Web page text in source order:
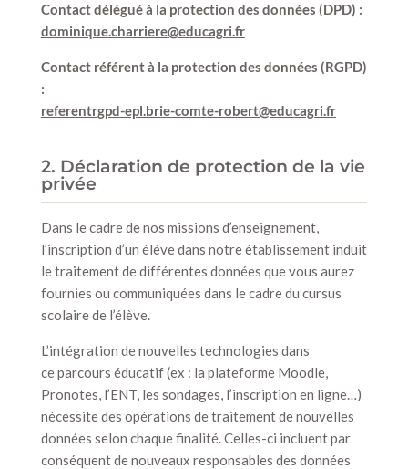
Contact délégué à la protection des données (DPD) :
dominique.charriere@educagri.fr
Contact référent à la protection des données (RGPD)
:
referentrgpd-epl.brie-comte-robert@educagri.fr
2. Déclaration de protection de la vie
privée
Dans le cadre de nos missions d’enseignement,
l’inscription d’un élève dans notre établissement induit
le traitement de différentes données que vous aurez
fournies ou communiquées dans le cadre du cursus
scolaire de l’élève.
L’intégration de nouvelles technologies dans
ce parcours éducatif (ex : la plateforme Moodle,
Pronotes, l’ENT, les sondages, l’inscription en ligne…)
nécessite des opérations de traitement de nouvelles
données selon chaque finalité. Celles-ci incluent par
conséquent de nouveaux responsables des données